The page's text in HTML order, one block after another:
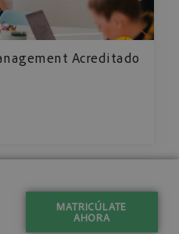
Acreditado
MATRICÚLATE
AHORA